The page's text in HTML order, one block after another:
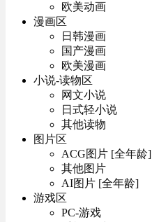
欧美动画
漫画区
日韩漫画
国产漫画
欧美漫画
小说-读物区
网文小说
日式轻小说
其他读物
图片区
ACG图片 [全年龄]
其他图片
AI图片 [全年龄]
游戏区
PC-游戏